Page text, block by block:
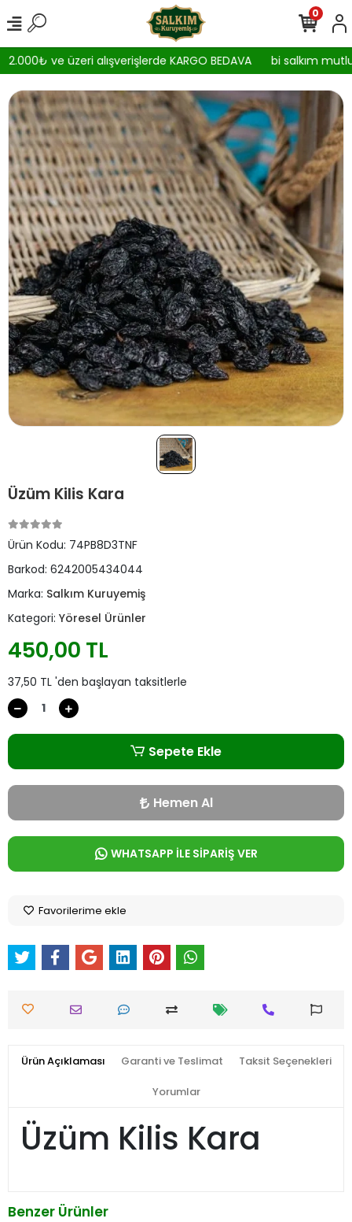
2.000₺ ve üzeri alışverişlerde KARGO BEDAVA bi salkım
0
Üzüm Kilis Kara
Ürün Kodu: 74PB8D3TNF
Barkod: 6242005434044
Marka: Salkım Kuruyemiş
Kategori: Yöresel Ürünler
450,00 TL
37,50 TL 'den başlayan taksitlerle
Sepete Ekle
Hemen Al
WHATSAPP İLE SİPARİŞ VER
Favorilerime ekle
Ürün Açıklaması Garanti ve Teslimat Taksit Seçenekleri
Yorumlar
Üzüm Kilis Kara
Benzer Ürünler